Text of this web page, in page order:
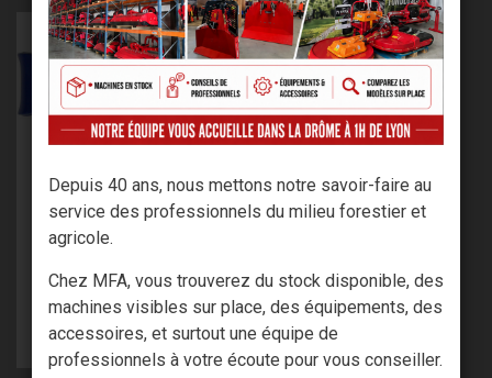
CHOOKER D’ACCROCHAGE
TOURNANT G100 POUR ...
À partir de
VOIR LE PRODUIT
Depuis 40 ans, nous mettons notre savoir-faire au
service des professionnels du milieu forestier et
agricole.
Chez MFA, vous trouverez du stock disponible, des
machines visibles sur place, des équipements, des
accessoires, et surtout une équipe de
professionnels à votre écoute pour vous conseiller.